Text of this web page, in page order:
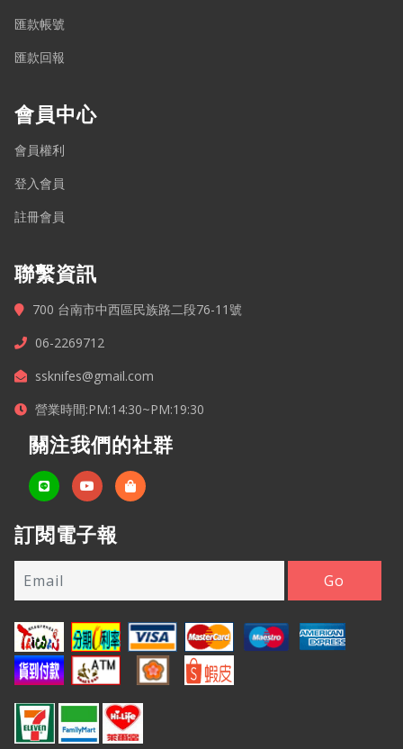
匯款帳號
匯款回報
會員中心
會員權利
登入會員
註冊會員
聯繫資訊
700 台南市中西區民族路二段76-11號
06-2269712
ssknifes@gmail.com
營業時間:PM:14:30~PM:19:30
關注我們的社群
訂閱電子報